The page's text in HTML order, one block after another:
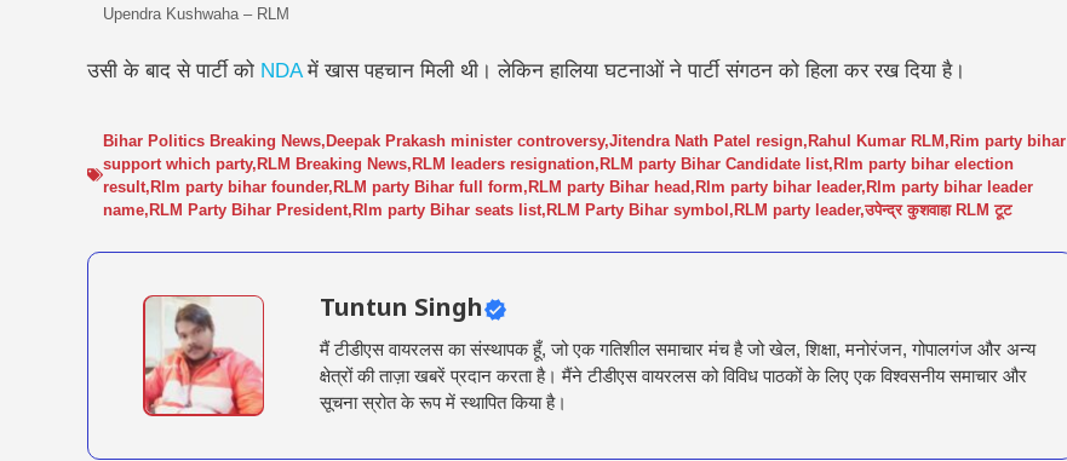
Upendra Kushwaha – RLM
उसी के बाद से पार्टी को NDAमें खास पहचान मिली थी। लेकिन हालिया घटनाओं ने पार्टी संगठन को हिला कर रख दिया है।
Bihar Politics Breaking News,Deepak Prakash minister controversy,Jitendra Nath Patel resign,Rahul Kumar RLM,Rim party bihar
support which party,RLM Breaking News,RLM leaders resignation,RLM party Bihar Candidate list,Rlm party bihar election
result,Rlm party bihar founder,RLM party Bihar full form,RLM party Bihar head,Rlm party bihar leader,Rlm party bihar leader
name,RLM Party Bihar President,Rlm party Bihar seats list,RLM Party Bihar symbol,RLM party leader,उपेन्द्र कुशवाहा RLM टूट
Tuntun Singh
मैं टीडीएस वायरलस का संस्थापक हूँ, जो एक गतिशील समाचार मंच है जो खेल, शिक्षा, मनोरंजन, गोपालगंज और अन्य
क्षेत्रों की ताज़ा खबरें प्रदान करता है। मैंने टीडीएस वायरलस को विविध पाठकों के लिए एक विश्वसनीय समाचार और
सूचना स्रोत के रूप में स्थापित किया है।